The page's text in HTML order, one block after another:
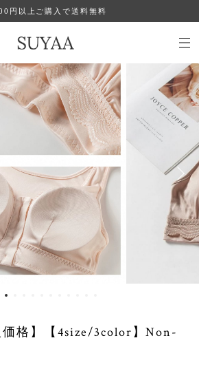
円以上ご購入で送料無料
価格】【4size/3color】Non-